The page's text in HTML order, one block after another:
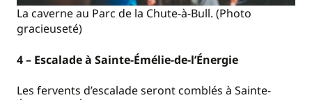
La caverne au Parc de la Chute-à-Bull. (Photo
gracieuseté)
4 – Escalade à Sainte-Émélie-de-l’Énergie
Les fervents d’escalade seront comblés à Sainte-